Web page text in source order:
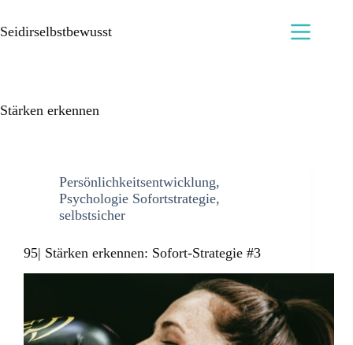
Seidirselbstbewusst
Stärken erkennen
Persönlichkeitsentwicklung,
Psychologie Sofortstrategie,
selbstsicher
95| Stärken erkennen: Sofort-Strategie #3